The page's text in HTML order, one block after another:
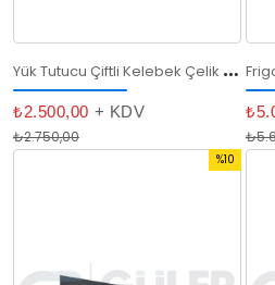
Y
ük Tutucu Çiftli Kelebek Çelik (242 - 272 cm )
₺2.500,00 + KDV
₺2.750,00
%10